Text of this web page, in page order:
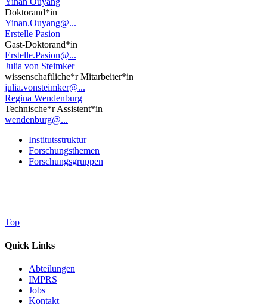
Doktorand*in
Yinan.Ouyang@...
Erstelle Pasion
Gast-Doktorand*in
Erstelle.Pasion@...
Julia von Steimker
wissenschaftliche*r Mitarbeiter*in
julia.vonsteimker@...
Regina Wendenburg
Technische*r Assistent*in
wendenburg@...
Institutsstruktur
Forschungsthemen
Forschungsgruppen
Top
Quick Links
Abteilungen
IMPRS
Jobs
Kontakt